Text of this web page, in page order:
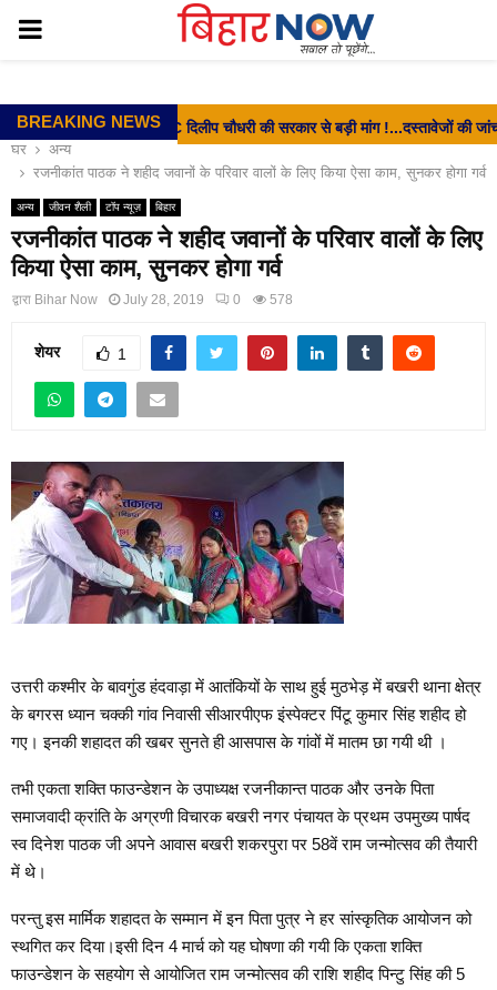
PRIMARY
BREAKING NEWS
⇝ EX- MLC दिलीप चौधरी की सरकार से बड़ी मांग !...दस्तावेजों की जांच
घर
अन्य
रजनीकांत पाठक ने शहीद जवानों के परिवार वालों के लिए किया ऐसा काम, सुनकर होगा गर्व
अन्य जीवन शैली टॉप न्यूज़ बिहार
रजनीकांत पाठक ने शहीद जवानों के परिवार वालों के लिए
किया ऐसा काम, सुनकर होगा गर्व
द्वारा Bihar Now July 28, 2019 0 578
शेयर 1
उत्तरी कश्मीर के बावगुंड हंदवाड़ा में आतंकियों के साथ हुई मुठभेड़ में बखरी थाना क्षेत्र
के बगरस ध्यान चक्की गांव निवासी सीआरपीएफ इंस्पेक्टर पिंटू कुमार सिंह शहीद हो
गए। इनकी शहादत की खबर सुनते ही आसपास के गांवों में मातम छा गयी थी ।
तभी एकता शक्ति फाउन्डेशन के उपाध्यक्ष रजनीकान्त पाठक और उनके पिता
समाजवादी क्रांति के अग्रणी विचारक बखरी नगर पंचायत के प्रथम उपमुख्य पार्षद
स्व दिनेश पाठक जी अपने आवास बखरी शकरपुरा पर 58वें राम जन्मोत्सव की तैयारी
में थे।
परन्तु इस मार्मिक शहादत के सम्मान में इन पिता पुत्र ने हर सांस्कृतिक आयोजन को
स्थगित कर दिया।इसी दिन 4 मार्च को यह घोषणा की गयी कि एकता शक्ति
फाउन्डेशन के सहयोग से आयोजित राम जन्मोत्सव की राशि शहीद पिन्टु सिंह की 5